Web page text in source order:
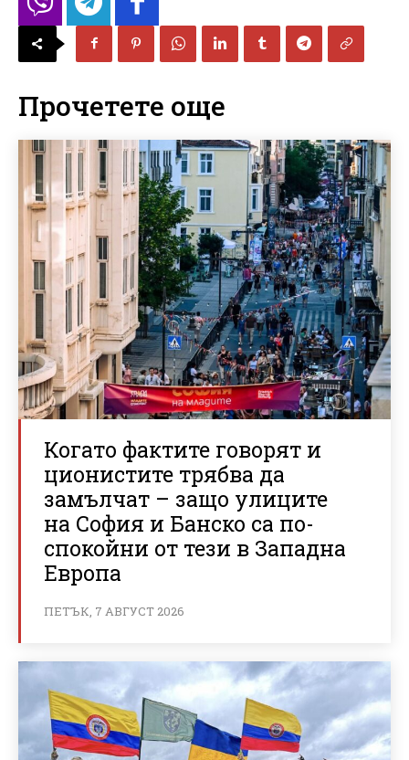
Прочетете още
Когато фактите говорят и
ционистите трябва да
замълчат – защо улиците
на София и Банско са по-
спокойни от тези в Западна
Европа
ПЕТЪК, 7 АВГУСТ 2026